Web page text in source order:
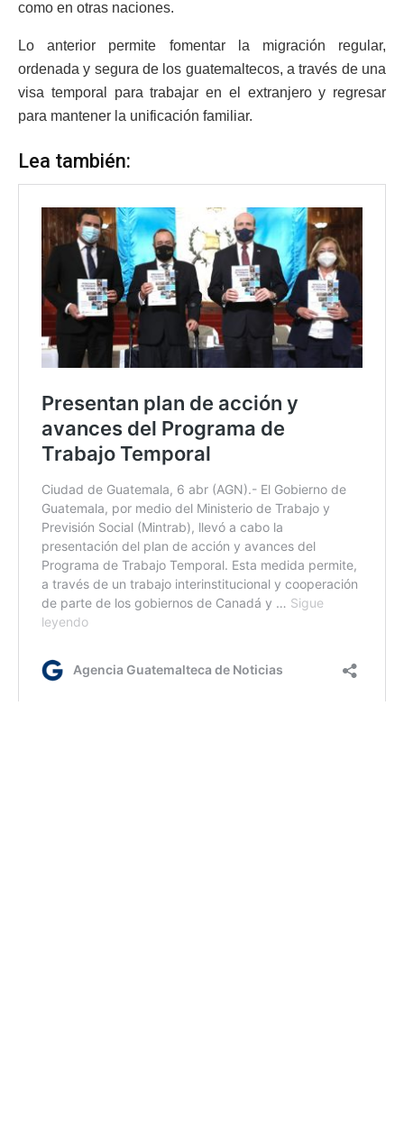
como en otras naciones.
Lo anterior permite fomentar la migración regular,
ordenada y segura de los guatemaltecos, a través de una
visa temporal para trabajar en el extranjero y regresar
para mantener la unificación familiar.
Lea también: